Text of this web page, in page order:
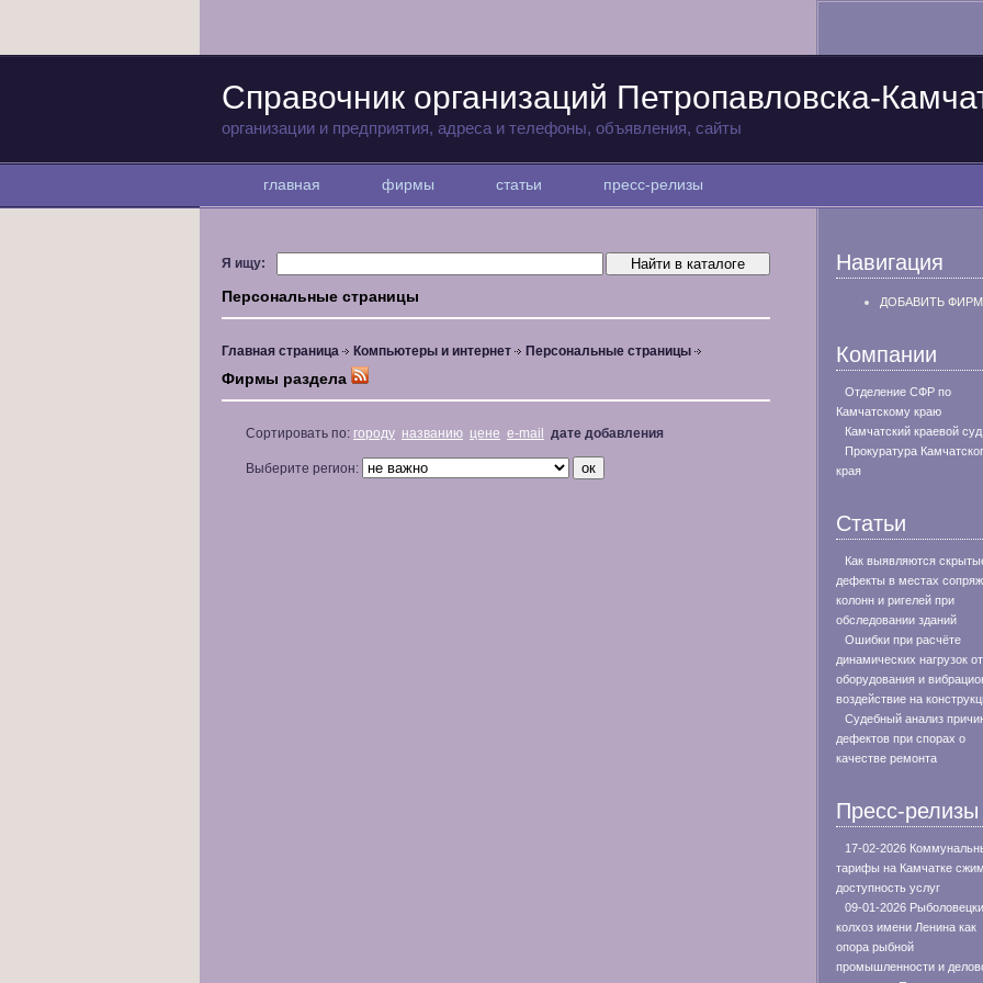
Справочник организаций Петропавловска-
организации и предприятия, адреса и телефоны, объявления, сайты
главная фирмы статьи пресс-релизы
Я ищу:
Персональные страницы
Главная страница Компьютеры и интернет Персональные страницы
Фирмы раздела
Сортировать по: городу названию цене e-mail дате добавления
Выберите регион:
Навигация
ДОБАВИТЬ
Компании
Отделение СФР по
Камчатскому краю
Камчатский краевой суд
Прокуратура
края
Статьи
Как выявляются
дефекты в местах
колонн и ригелей при
обследовании зданий
Ошибки при расчёте
динамических нагрузок от
оборудования и
воздействие на
Судебный анализ
дефектов при спорах о
качестве ремонта
Пресс-релизы
17-02-2026
тарифы на Камчатке
доступность услуг
09-01-2026
колхоз имени Ленина как
опора рыбной
промышленности и